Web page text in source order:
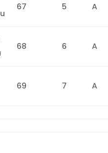
67 5 A
68 6 A
69 7 A